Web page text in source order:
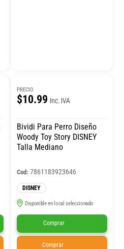
PRECIO
$10.99 Inc. IVA
Bividi Para Perro Diseño
Woody Toy Story DISNEY
Talla Mediano
Cod: 7861183923646
DISNEY
Disponible en local seleccionado
Comprar
Comprar